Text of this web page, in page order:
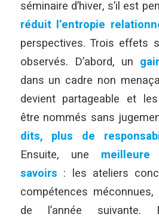
séminaire d’hiver, s’il est
réduit l’entropie
perspectives. Trois effets
observés. D’abord, un
dans un cadre non
devient partageable et
être nommés sans
dits, plus de
Ensuite, une
savoirs : les ateliers
compétences
de l’année